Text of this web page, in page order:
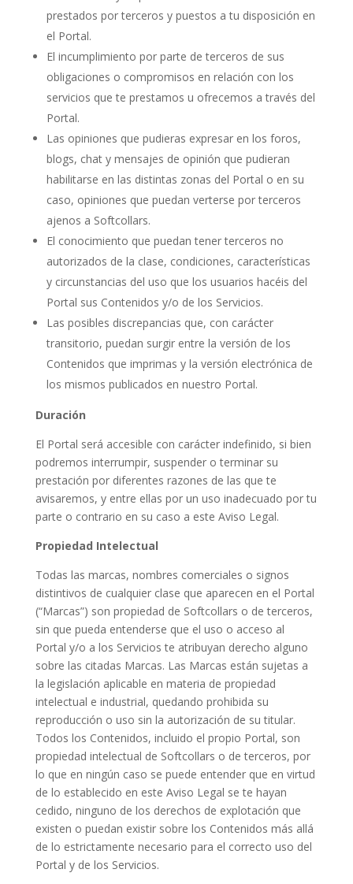
prestados por terceros y puestos a tu disposición en
el Portal.
El incumplimiento por parte de terceros de sus
obligaciones o compromisos en relación con los
servicios que te prestamos u ofrecemos a través del
Portal.
Las opiniones que pudieras expresar en los foros,
blogs, chat y mensajes de opinión que pudieran
habilitarse en las distintas zonas del Portal o en su
caso, opiniones que puedan verterse por terceros
ajenos a Softcollars.
El conocimiento que puedan tener terceros no
autorizados de la clase, condiciones, características
y circunstancias del uso que los usuarios hacéis del
Portal sus Contenidos y/o de los Servicios.
Las posibles discrepancias que, con carácter
transitorio, puedan surgir entre la versión de los
Contenidos que imprimas y la versión electrónica de
los mismos publicados en nuestro Portal.
Duración
El Portal será accesible con carácter indefinido, si bien
podremos interrumpir, suspender o terminar su
prestación por diferentes razones de las que te
avisaremos, y entre ellas por un uso inadecuado por tu
parte o contrario en su caso a este Aviso Legal.
Propiedad Intelectual
Todas las marcas, nombres comerciales o signos
distintivos de cualquier clase que aparecen en el Portal
(“Marcas”) son propiedad de Softcollars o de terceros,
sin que pueda entenderse que el uso o acceso al
Portal y/o a los Servicios te atribuyan derecho alguno
sobre las citadas Marcas. Las Marcas están sujetas a
la legislación aplicable en materia de propiedad
intelectual e industrial, quedando prohibida su
reproducción o uso sin la autorización de su titular.
Todos los Contenidos, incluido el propio Portal, son
propiedad intelectual de Softcollars o de terceros, por
lo que en ningún caso se puede entender que en virtud
de lo establecido en este Aviso Legal se te hayan
cedido, ninguno de los derechos de explotación que
existen o puedan existir sobre los Contenidos más allá
de lo estrictamente necesario para el correcto uso del
Portal y de los Servicios.